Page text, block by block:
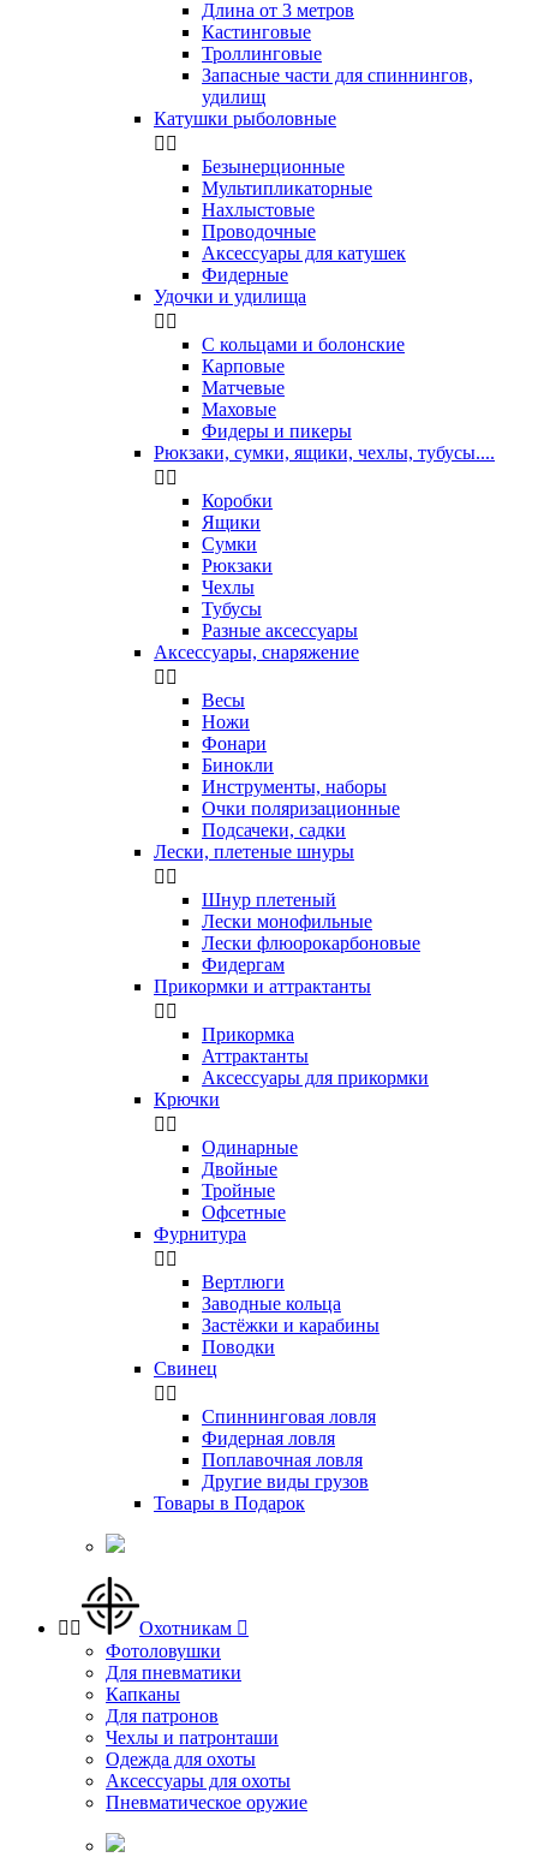
Длина от 3 метров
Кастинговые
Троллинговые
Запасные части для спиннингов,
удилищ
Катушки рыболовные
 
Безынерционные
Мультипликаторные
Нахлыстовые
Проводочные
Аксессуары для катушек
Фидерные
Удочки и удилища
 
С кольцами и болонские
Карповые
Матчевые
Маховые
Фидеры и пикеры
Рюкзаки, сумки, ящики, чехлы, тубусы....
 
Коробки
Ящики
Сумки
Рюкзаки
Чехлы
Тубусы
Разные аксессуары
Аксессуары, снаряжение
 
Весы
Ножи
Фонари
Бинокли
Инструменты, наборы
Очки поляризационные
Подсачеки, садки
Лески, плетеные шнуры
 
Шнур плетеный
Лески монофильные
Лески флюорокарбоновые
Фидергам
Прикормки и аттрактанты
 
Прикормка
Аттрактанты
Аксессуары для прикормки
Крючки
 
Одинарные
Двойные
Тройные
Офсетные
Фурнитура
 
Вертлюги
Заводные кольца
Застёжки и карабины
Поводки
Свинец
 
Спиннинговая ловля
Фидерная ловля
Поплавочная ловля
Другие виды грузов
Товары в Подарок
  Охотникам 
Фотоловушки
Для пневматики
Капканы
Для патронов
Чехлы и патронташи
Одежда для охоты
Аксессуары для охоты
Пневматическое оружие